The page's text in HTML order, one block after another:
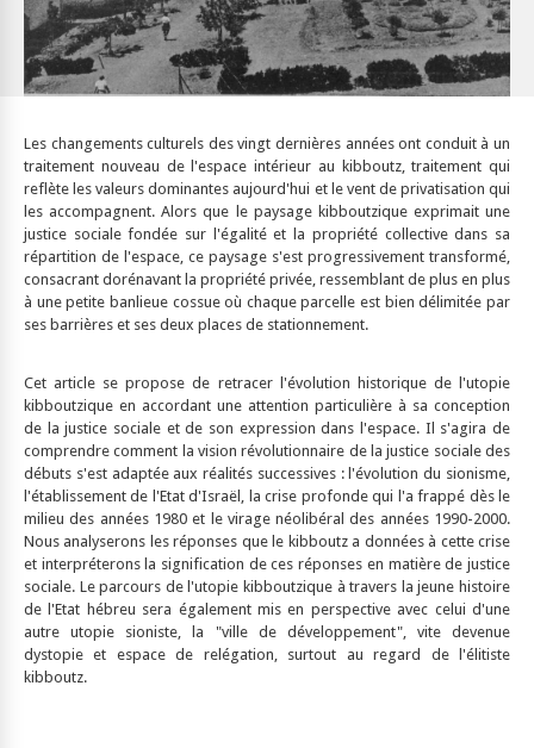
Les changements culturels des vingt dernières années ont conduit à un
traitement nouveau de l'espace intérieur au kibboutz, traitement qui
reflète les valeurs dominantes aujourd'hui et le vent de privatisation qui
les accompagnent. Alors que le paysage kibboutzique exprimait une
justice sociale fondée sur l'égalité et la propriété collective dans sa
répartition de l'espace, ce paysage s'est progressivement transformé,
consacrant dorénavant la propriété privée, ressemblant de plus en plus
à une petite banlieue cossue où chaque parcelle est bien délimitée par
ses barrières et ses deux places de stationnement.
Cet article se propose de retracer l'évolution historique de l'utopie
kibboutzique en accordant une attention particulière à sa conception
de la justice sociale et de son expression dans l'espace. Il s'agira de
comprendre comment la vision révolutionnaire de la justice sociale des
débuts s'est adaptée aux réalités successives : l'évolution du sionisme,
l'établissement de l'Etat d'Israël, la crise profonde qui l'a frappé dès le
milieu des années 1980 et le virage néolibéral des années 1990-2000.
Nous analyserons les réponses que le kibboutz a données à cette crise
et interpréterons la signification de ces réponses en matière de justice
sociale. Le parcours de l'utopie kibboutzique à travers la jeune histoire
de l'Etat hébreu sera également mis en perspective avec celui d'une
autre utopie sioniste, la "ville de développement", vite devenue
dystopie et espace de relégation, surtout au regard de l'élitiste
kibboutz.